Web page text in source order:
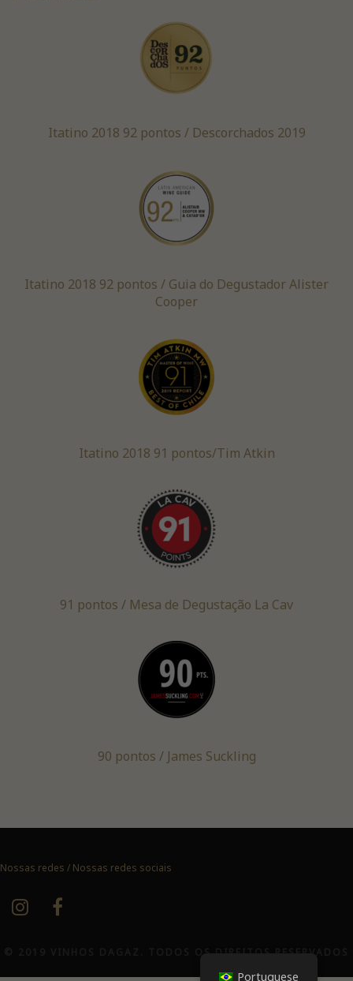
Itatino 2018 92 pontos / Descorchados 2019
Itatino 2018 92 pontos / Guia do Degustador Alister
Cooper
Itatino 2018 91 pontos/Tim Atkin
91 pontos / Mesa de Degustação La Cav
90 pontos / James Suckling
Nossas redes / Nossas redes sociais
© 2019 VINHOS DAGAZ. TODOS OS DIREITOS RESERVADOS
Portuguese